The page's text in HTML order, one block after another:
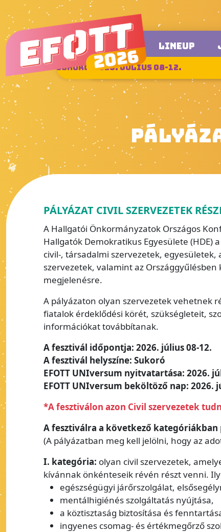
LINEUP
SUKORÓ, 2026. JÚLIUS 08-12.
PÁLYÁZAT CIVIL SZERVEZETEK
A Hallgatói Önkormányzatok Országos
Hallgatók Demokratikus Egyesülete (HDE)
civil-, társadalmi szervezetek,
szervezetek, valamint az
megjelenésre.
A pályázaton olyan szervezetek vehetnek
fiatalok érdeklődési körét, szükségleteit,
információkat továbbítanak.
A fesztivál időpontja: 2026. július 08-12.
A fesztivál helyszíne: Sukoró
EFOTT UNIversum nyitvatartása: 2026.
EFOTT UNIversum beköltöző nap: 2026.
*A fesztiválon azon Civil szervezetek
A fesztiválra a következő kategóriákban
(A pályázatban meg kell jelölni, hogy az
I. kategória: olyan civil szervezetek,
kívánnak önkénteseik révén részt venni.
egészségügyi járőrszolgálat,
mentálhigiénés szolgáltatás nyújtása,
a köztisztaság biztosítása és
ingyenes csomag- és értékmegőrző